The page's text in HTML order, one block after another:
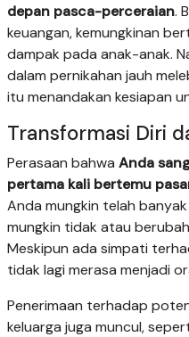
depan pasca-perceraian.
keuangan, kemungkinan
dampak pada anak-anak.
dalam pernikahan jauh
itu menandakan kesiapan
Transformasi Diri
Perasaan bahwa Anda
pertama kali bertemu
Anda mungkin telah
mungkin tidak atau
Meskipun ada simpati
tidak lagi merasa menjadi
Penerimaan terhadap
keluarga juga muncul,